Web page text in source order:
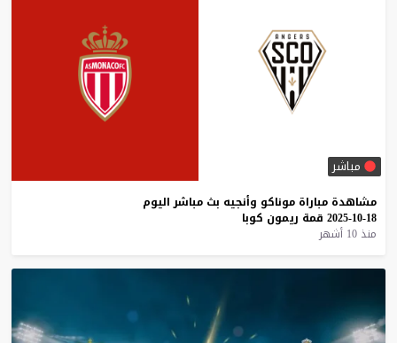
مباشر
مشاهدة مباراة موناكو وأنجيه بث مباشر اليوم
18-10-2025
قمة ريمون كوبا
منذ 10 أشهر